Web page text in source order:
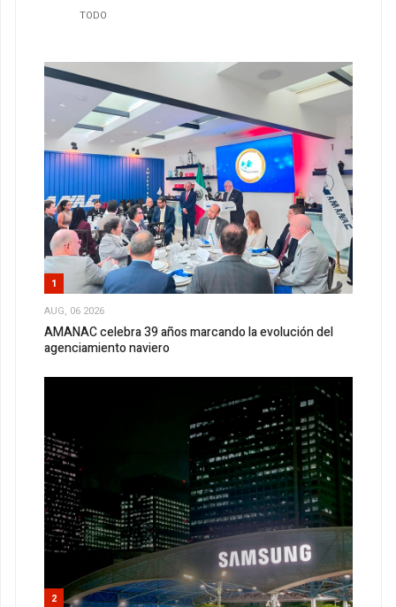
TODO
1
AUG, 06 2026
AMANAC celebra 39 años marcando la evolución del
agenciamiento naviero
2